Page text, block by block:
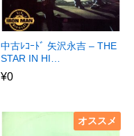
中古ﾚｺｰﾄﾞ 矢沢永吉 – THE
STAR IN HI…
¥0
オススメ